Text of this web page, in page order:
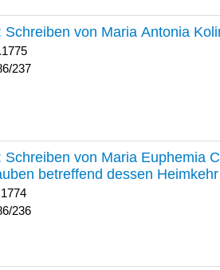
: Schreiben von Maria Antonia
237
: Schreiben von Maria Euphemia
betreffend dessen
236